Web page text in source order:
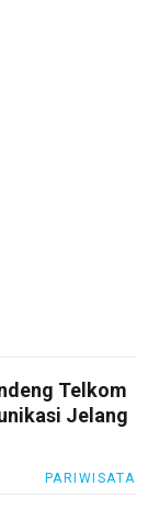
Telkom
Jelang
PARIWISATA